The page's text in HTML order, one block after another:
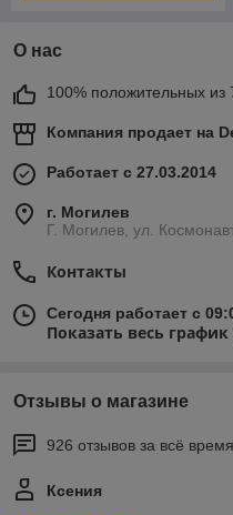
О нас
100% положительных из
Компания продает на
Работает с 27.03.2014
г. Могилев
Г. Могилев, ул.
Контакты
Сегодня работает с
Показать весь
Отзывы о магазине
926 отзывов за всё время
Ксения